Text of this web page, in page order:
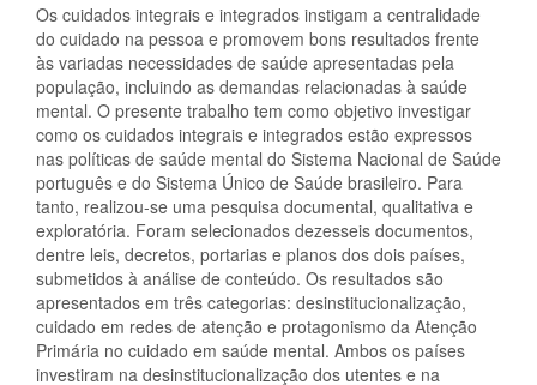
Os cuidados integrais e integrados instigam a centralidade
do cuidado na pessoa e promovem bons resultados frente
às variadas necessidades de saúde apresentadas pela
população, incluindo as demandas relacionadas à saúde
mental. O presente trabalho tem como objetivo investigar
como os cuidados integrais e integrados estão expressos
nas políticas de saúde mental do Sistema Nacional de Saúde
português e do Sistema Único de Saúde brasileiro. Para
tanto, realizou-se uma pesquisa documental, qualitativa e
exploratória. Foram selecionados dezesseis documentos,
dentre leis, decretos, portarias e planos dos dois países,
submetidos à análise de conteúdo. Os resultados são
apresentados em três categorias: desinstitucionalização,
cuidado em redes de atenção e protagonismo da Atenção
Primária no cuidado em saúde mental. Ambos os países
investiram na desinstitucionalização dos utentes e na